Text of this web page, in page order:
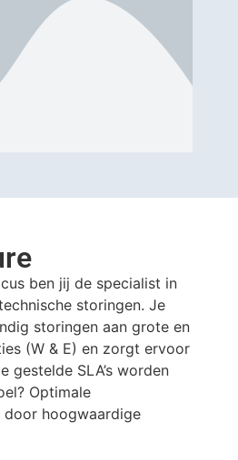
ben jij de specialist in
storingen. Je
storingen aan grote en
(W & E) en zorgt ervoor
gestelde SLA’s worden
Optimale
door hoogwaardige